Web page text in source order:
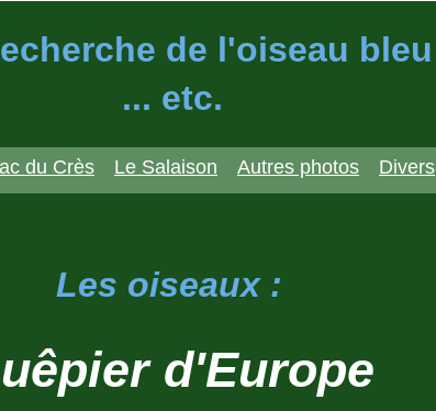
de l'oiseau bleu
... etc.
du Crès Le Salaison Autres photos Divers
Les oiseaux :
d'Europe